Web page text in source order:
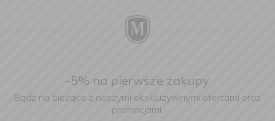
-5% na pierwsze zakupy
Bądź na bieżąco z naszymi ekskluzywnymi ofertami oraz
promocjami.